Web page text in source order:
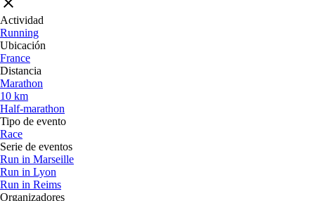
Actividad
Running
Ubicación
France
Distancia
Marathon
10 km
Half-marathon
Tipo de evento
Race
Serie de eventos
Run in Marseille
Run in Lyon
Run in Reims
Organizadores